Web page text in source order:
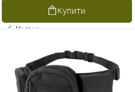
Купити
Наявне